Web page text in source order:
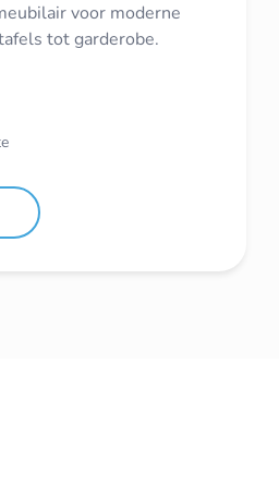
voor moderne
tot garderobe.